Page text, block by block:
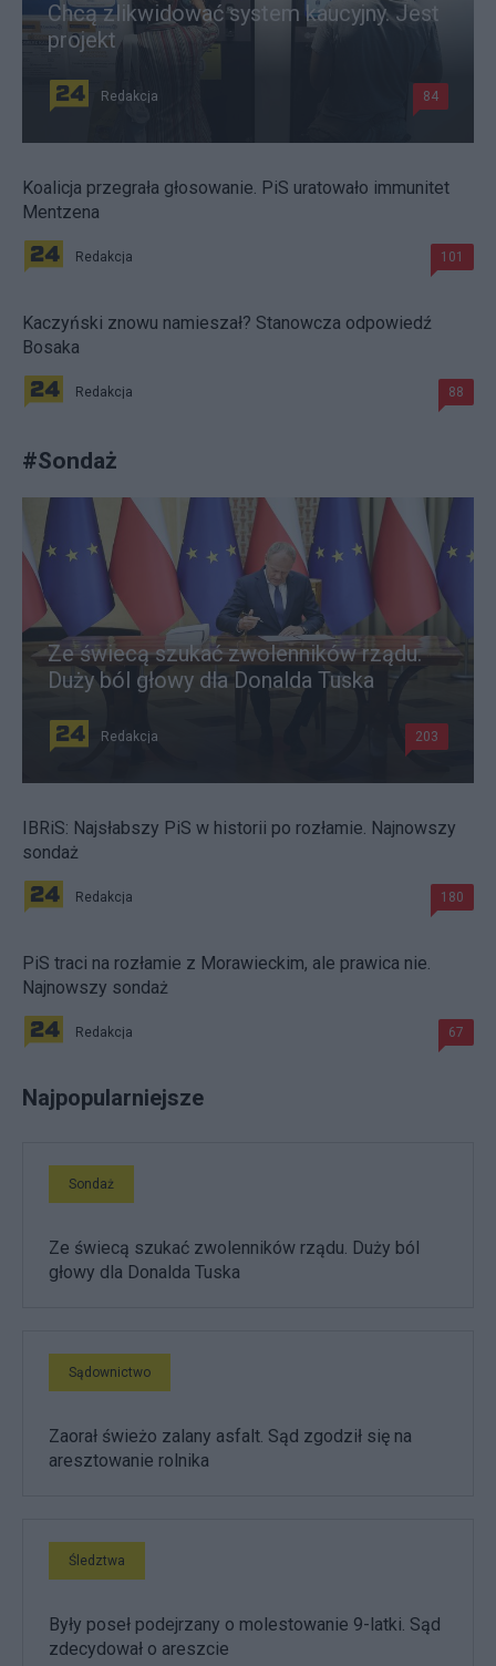
Chcą zlikwidować system kaucyjny. Jest
projekt
Redakcja 84
Koalicja przegrała głosowanie. PiS uratowało immunitet
Mentzena
Redakcja 101
Kaczyński znowu namieszał? Stanowcza odpowiedź
Bosaka
Redakcja 88
#Sondaż
Ze świecą szukać zwolenników rządu.
Duży ból głowy dla Donalda Tuska
Redakcja 203
IBRiS: Najsłabszy PiS w historii po rozłamie. Najnowszy
sondaż
Redakcja 180
PiS traci na rozłamie z Morawieckim, ale prawica nie.
Najnowszy sondaż
Redakcja 67
Najpopularniejsze
Sondaż
Ze świecą szukać zwolenników rządu. Duży ból
głowy dla Donalda Tuska
Sądownictwo
Zaorał świeżo zalany asfalt. Sąd zgodził się na
aresztowanie rolnika
Śledztwa
Były poseł podejrzany o molestowanie 9-latki. Sąd
zdecydował o areszcie